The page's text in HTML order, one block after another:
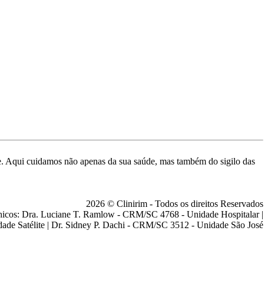
cuidamos não apenas da sua saúde, mas também do sigilo das
2026 © Clinirim - Todos os direitos Reservados
Dra. Luciane T. Ramlow - CRM/SC 4768 - Unidade Hospitalar |
Satélite | Dr. Sidney P. Dachi - CRM/SC 3512 - Unidade São José